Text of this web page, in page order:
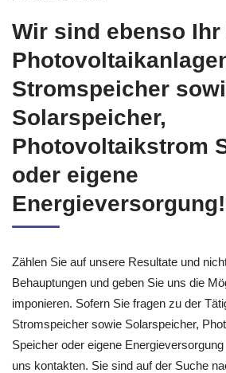
Wir sind ebenso
Stromspeicher
Solarspeicher,
Photovoltaikstrom
oder eigene
Energieversorgung!
Zählen Sie auf unsere Resultate und
Behauptungen und geben Sie uns die
imponieren. Sofern Sie fragen zu der
Stromspeicher sowie Solarspeicher,
Speicher oder eigene
uns kontakten. Sie sind auf der Suche